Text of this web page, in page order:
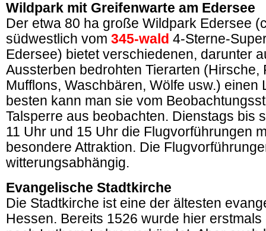
Wildpark mit Greifenwarte am Edersee
Der etwa 80 ha große Wildpark Edersee
südwestlich vom 345-wald 4-Sterne-
Edersee) bietet verschiedenen, darunter
Aussterben bedrohten Tierarten (Hirsche,
Mufflons, Waschbären, Wölfe usw.) einen
besten kann man sie vom
Talsperre aus beobachten. Dienstags bis
11 Uhr und 15 Uhr die Flugvorführungen
besondere Attraktion. Die
witterungsabhängig.
Evangelische Stadtkirche
Die Stadtkirche ist eine der ältesten
Hessen. Bereits 1526 wurde hier